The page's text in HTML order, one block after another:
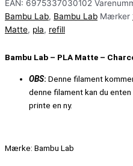
EAN: 6975337030102
Bambu Lab, Bambu Lab Mærker
Matte, pla, refill
Bambu Lab – PLA Matte –
OBS: Denne filament
denne filament kan du
printe en ny.
Mærke: Bambu Lab